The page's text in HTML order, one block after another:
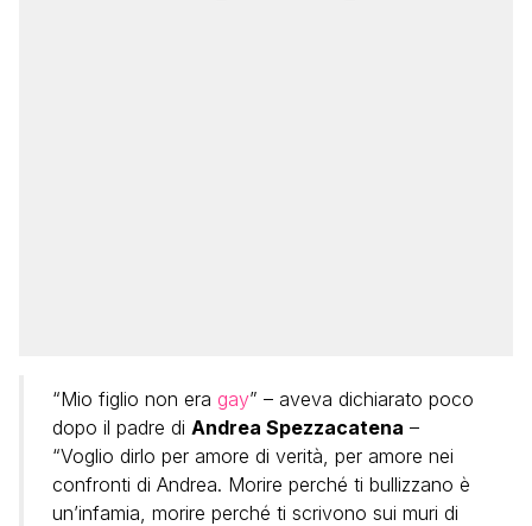
“Mio figlio non era gay” – aveva dichiarato poco
dopo il padre di Andrea Spezzacatena –
“Voglio dirlo per amore di verità, per amore nei
confronti di Andrea. Morire perché ti bullizzano è
un’infamia, morire perché ti scrivono sui muri di